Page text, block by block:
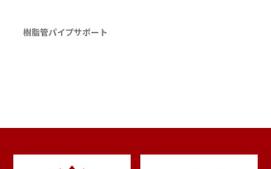
樹脂管パイプサポート